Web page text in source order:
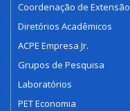
Coordenação de Extensão
Diretórios Acadêmicos
ACPE Empresa Jr.
Grupos de Pesquisa
Laboratórios
PET Economia